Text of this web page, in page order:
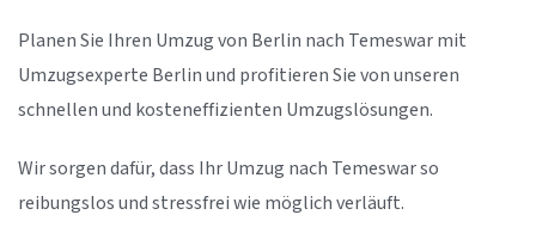
Planen Sie Ihren Umzug von Berlin nach Temeswar mit
Umzugsexperte Berlin und profitieren Sie von unseren
schnellen und kosteneffizienten Umzugslösungen.
Wir sorgen dafür, dass Ihr Umzug nach Temeswar so
reibungslos und stressfrei wie möglich verläuft.